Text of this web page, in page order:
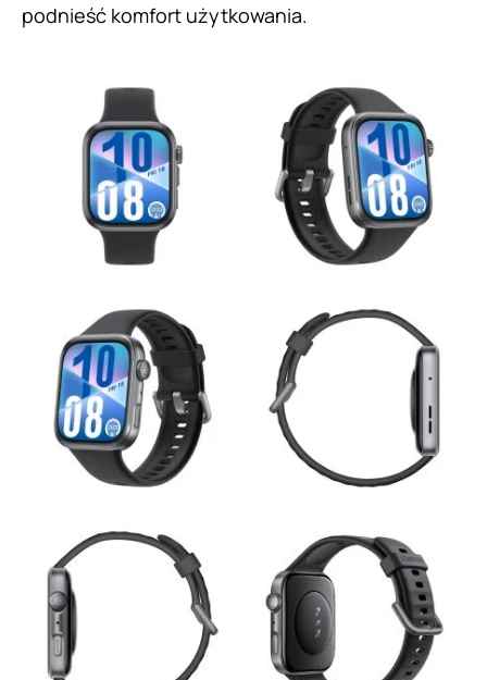
podnieść komfort użytkowania.